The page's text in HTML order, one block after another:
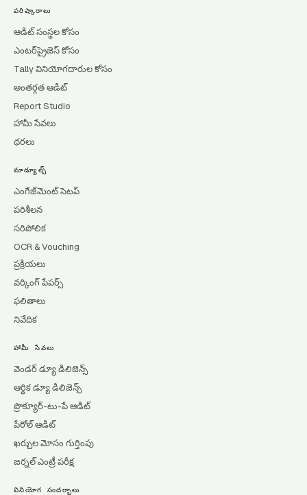
పరిష్కారాలు
ఆడిట్ సంస్థల కోసం
ఎంటర్‌ప్రైజెస్ కోసం
Tally వినియోగదారుల కోసం
అంతర్గత ఆడిట్
Report Studio
హామీ సేవలు
ధరలు
మాడ్యూల్స్
ఎంగేజ్‌మెంట్ సెటప్
పరిశీలన
సరిపోలిక
OCR & Vouching
ప్రక్రియలు
వర్కింగ్ పేపర్స్
ఫలితాలు
నివేదిక
హామీ సేవలు
వెండర్ డ్యూ డిలిజెన్స్
ఆర్థిక డ్యూ డిలిజెన్స్
ప్రొక్యూర్-టు-పే ఆడిట్
పేరోల్ ఆడిట్
ఖర్చుల మోసం గుర్తింపు
జర్నల్ ఎంట్రీ పరీక్ష
వినియోగ సందర్భాలు